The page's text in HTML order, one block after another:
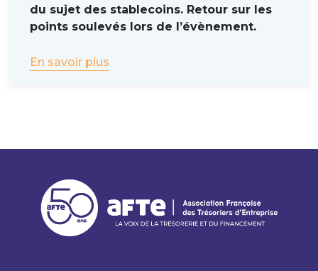
du sujet des stablecoins. Retour sur les
points soulevés lors de l’évènement.
En savoir plus